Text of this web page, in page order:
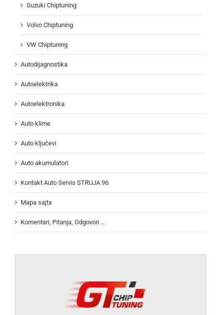
Suzuki Chiptuning
Volvo Chiptuning
VW Chiptuning
Autodijagnostika
Autoelektrika
Autoelektronika
Auto klime
Auto ključevi
Auto akumulatori
Kontakt Auto Servis STRUJA 96
Mapa sajta
Komentari, Pitanja, Odgovori …